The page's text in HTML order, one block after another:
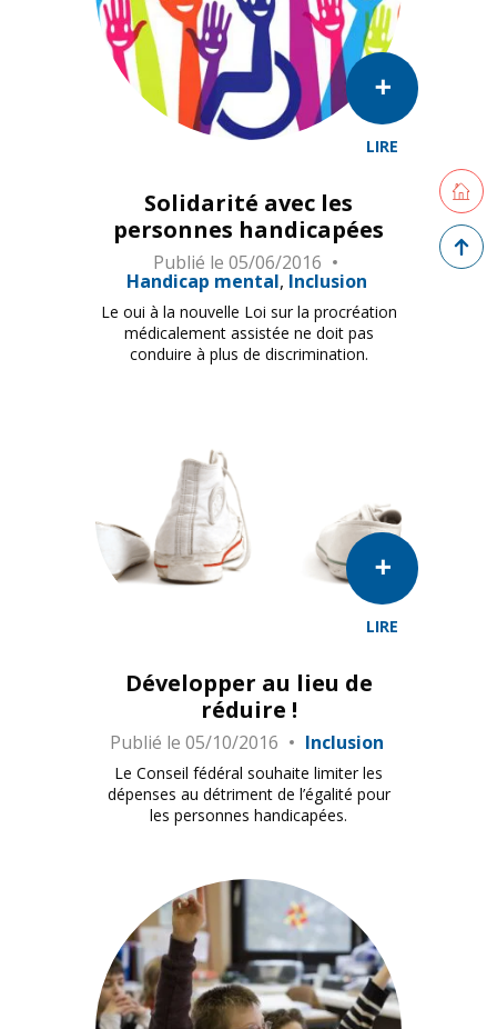
LIRE
Solidarité avec les
personnes handicapées
Publié le 05/06/2016
Handicap mental Inclusion
Le oui à la nouvelle Loi sur la procréation
médicalement assistée ne doit pas
conduire à plus de discrimination.
LIRE
Développer au lieu de
réduire !
Publié le 05/10/2016 Inclusion
Le Conseil fédéral souhaite limiter les
dépenses au détriment de l’égalité pour
les personnes handicapées.
Retour